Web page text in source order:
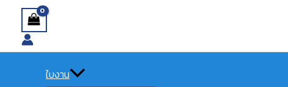
ใบงาน